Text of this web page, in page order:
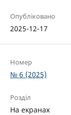
Опубліковано
2025-12-17
Номер
№ 6 (2025)
Розділ
На екранах